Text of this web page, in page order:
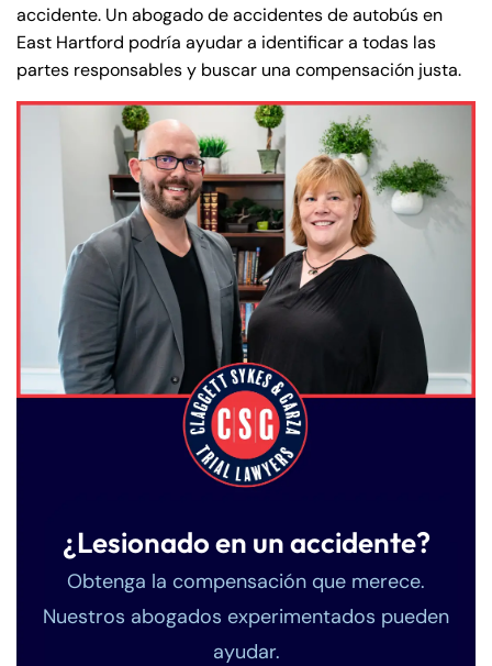
accidente. Un abogado de accidentes de autobús en
East Hartford podría ayudar a identificar a todas las
partes responsables y buscar una compensación justa.
¿Lesionado en un accidente?
Obtenga la compensación que merece.
Nuestros abogados experimentados pueden
ayudar.